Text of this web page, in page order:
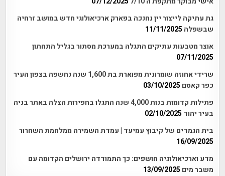
גת עתיקה לייצור יין נחנכה בפארק ארכיאולוגי חדש במושב זרחיה
שבשפלה 11/11/2025
אוצר מטבעות עתיקים התגלה במערכת מסתור בגליל התחתון
07/11/2025
שרידי אחוזה שומרונית מפוארת בת 1,600 שנה נחשפה בצפון העיר
כפר קאסם 03/10/2025
פתילות קדומות בנות 4,000 שנה התגלו בחפירות הצלה באתר בניה
בעיר יהוד 02/10/2025
בית הגמדים של קיבוץ עמיעד | עמדת השמירה ממלחמת השחרור
16/09/2025
מדע וארכיאולוגיה חושפים: כך התמודדה ירושלים הקדומה עם
משבר מים 13/09/2025